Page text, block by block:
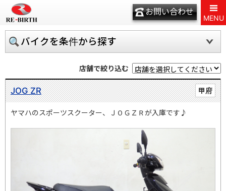
お問い合わせ
MENU
バイクを条件から探す
店舗で絞り込む
甲府
JOG ZR
ヤマハのスポーツスクーター、ＪＯＧＺＲが入庫です♪